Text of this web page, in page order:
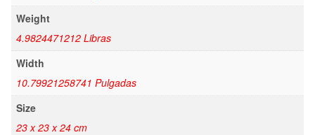
Weight
4.9824471212 Libras
Width
10.79921258741 Pulgadas
Size
23 x 23 x 24 cm